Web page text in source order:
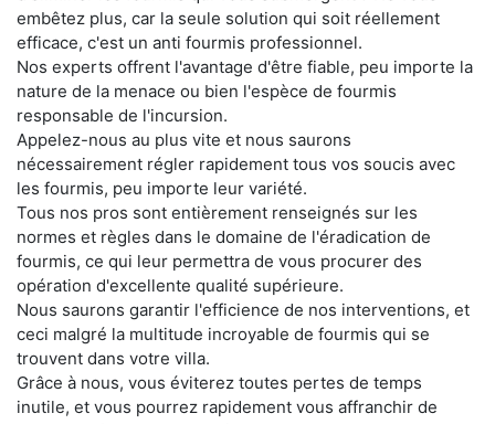
embêtez plus, car la seule solution qui soit réellement
efficace, c'est un anti fourmis professionnel.
Nos experts offrent l'avantage d'être fiable, peu importe la
nature de la menace ou bien l'espèce de fourmis
responsable de l'incursion.
Appelez-nous au plus vite et nous saurons
nécessairement régler rapidement tous vos soucis avec
les fourmis, peu importe leur variété.
Tous nos pros sont entièrement renseignés sur les
normes et règles dans le domaine de l'éradication de
fourmis, ce qui leur permettra de vous procurer des
opération d'excellente qualité supérieure.
Nous saurons garantir l'efficience de nos interventions, et
ceci malgré la multitude incroyable de fourmis qui se
trouvent dans votre villa.
Grâce à nous, vous éviterez toutes pertes de temps
inutile, et vous pourrez rapidement vous affranchir de